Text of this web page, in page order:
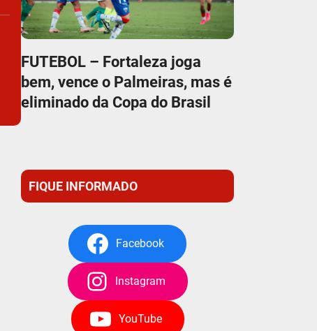
FUTEBOL – Fortaleza joga
bem, vence o Palmeiras, mas é
eliminado da Copa do Brasil
FIQUE INFORMADO
Facebook
Instagram
YouTube